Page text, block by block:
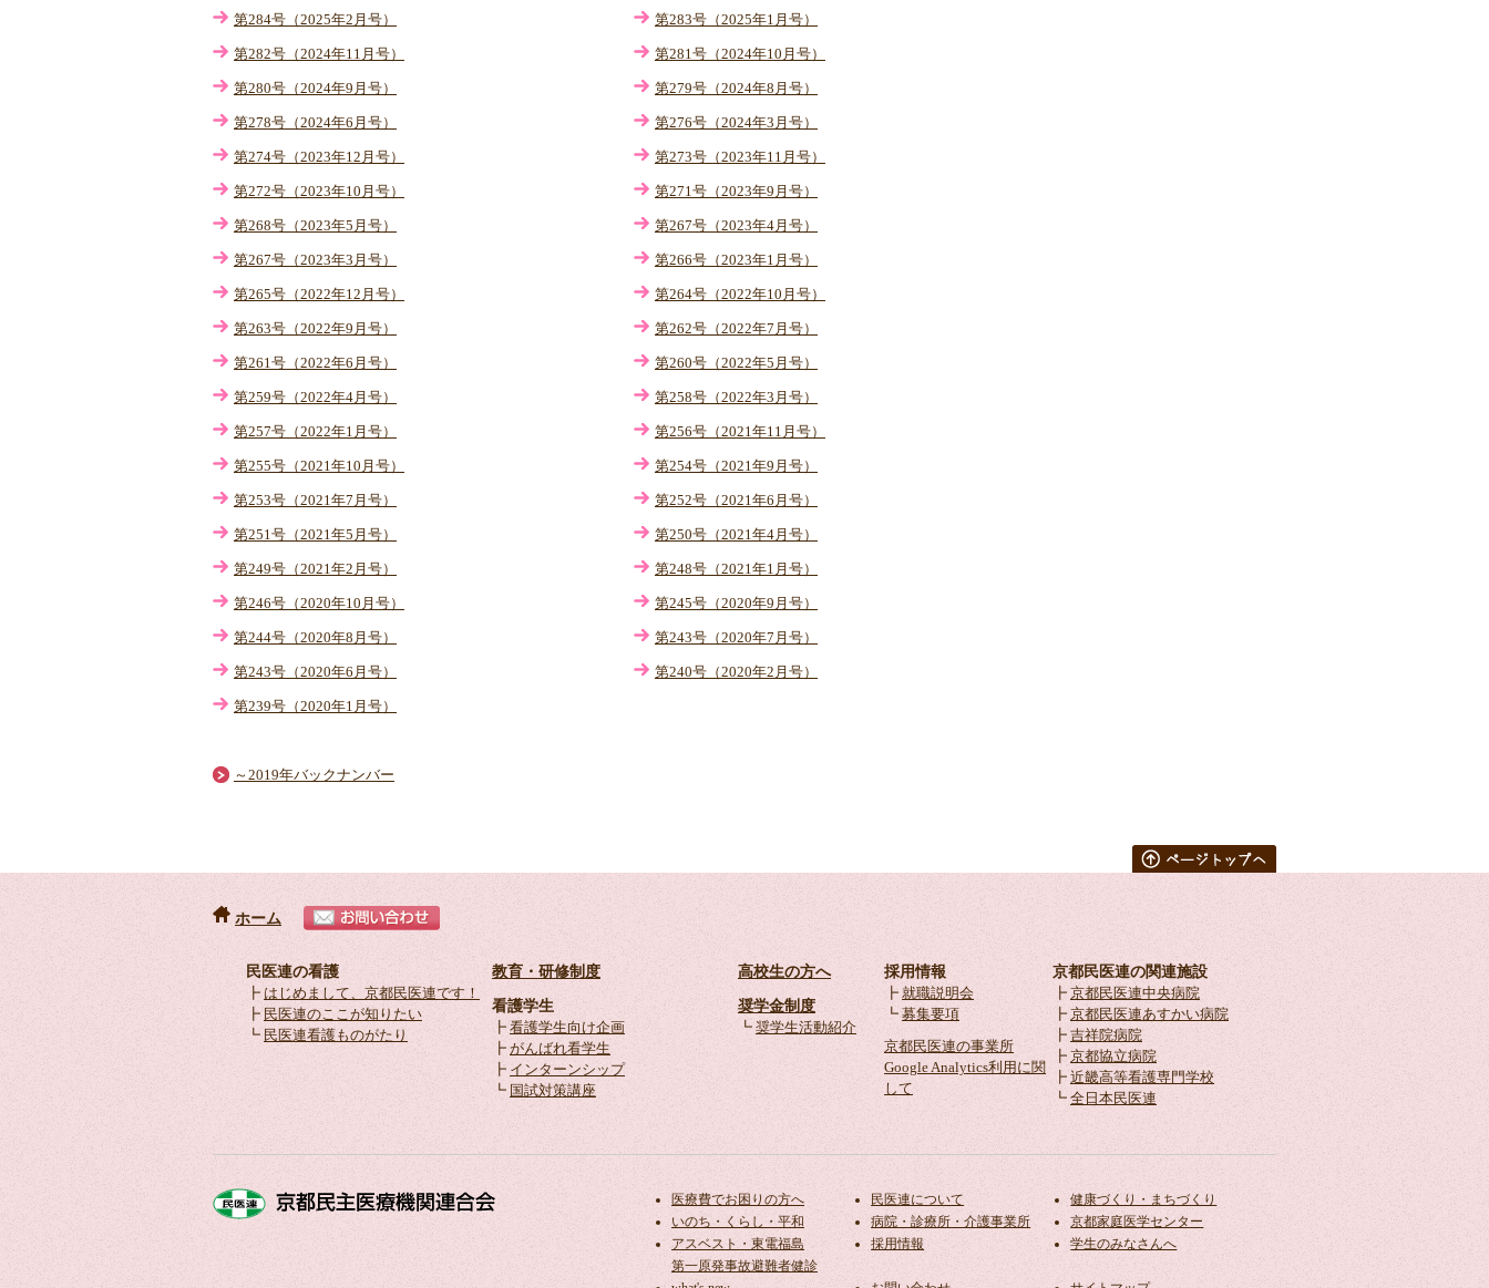
第284号（2025年2月号） 第283号（2025年1月号）
第282号（2024年11月号） 第281号（2024年10月号）
第280号（2024年9月号） 第279号（2024年8月号）
第278号（2024年6月号） 第276号（2024年3月号）
第274号（2023年12月号） 第273号（2023年11月号）
第272号（2023年10月号） 第271号（2023年9月号）
第268号（2023年5月号） 第267号（2023年4月号）
第267号（2023年3月号） 第266号（2023年1月号）
第265号（2022年12月号） 第264号（2022年10月号）
第263号（2022年9月号） 第262号（2022年7月号）
第261号（2022年6月号） 第260号（2022年5月号）
第259号（2022年4月号） 第258号（2022年3月号）
第257号（2022年1月号） 第256号（2021年11月号）
第255号（2021年10月号） 第254号（2021年9月号）
第253号（2021年7月号） 第252号（2021年6月号）
第251号（2021年5月号） 第250号（2021年4月号）
第249号（2021年2月号） 第248号（2021年1月号）
第246号（2020年10月号） 第245号（2020年9月号）
第244号（2020年8月号） 第243号（2020年7月号）
第243号（2020年6月号） 第240号（2020年2月号）
第239号（2020年1月号）
～2019年バックナンバー
ホーム
民医連の看護
┣ はじめまして、京都民医連です！
┣ 民医連のここが知りたい
┗ 民医連看護ものがたり
教育・研修制度
看護学生
┣ 看護学生向け企画
┣ がんばれ看学生
┣ インターンシップ
┗ 国試対策講座
高校生の方へ
奨学金制度
┗ 奨学生活動紹介
採用情報
┣ 就職説明会
┗ 募集要項
京都民医連の事業所
Google Analytics利用に関
して
京都民医連の関連施設
┣ 京都民医連中央病院
┣ 京都民医連あすかい病院
┣ 吉祥院病院
┣ 京都協立病院
┣ 近畿高等看護専門学校
┗ 全日本民医連
医療費でお困りの方へ 民医連について
健康づくり・まちづくり
いのち・くらし・平和
病院・診療所・介護事業所
京都家庭医学センター
アスベスト・東電福島
第一原発事故避難者健診
採用情報 学生のみなさんへ